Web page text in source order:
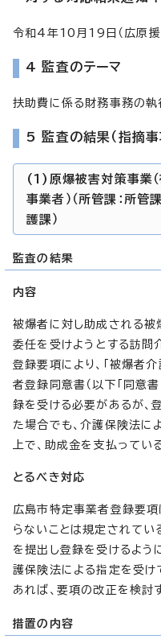
令和4年10月19日（広原
4 監査のテーマ
扶助費に係る財務事務の執
5 監査の結果（指摘
(1)原爆被害対策事業
事業者）（所管課：所
護課）
監査の結果
内容
被爆者に対し助成される
委任を受けようとする訪問
登録要項により、「被爆者
者登録同意書（以下「同意書
録を受ける必要があるが、
た場合でも、介護保険法に
上で、助成金を支払っている
とるべき対応
広島市特定事業者登録要項
らないことは規定されてい
を提出し登録を受けるよう
護保険法による指定を受け
あれば、要項の改正を検討
措置の内容